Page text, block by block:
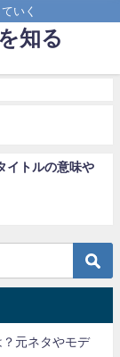
いく
知る
イトルの意味や
元ネタやモデ